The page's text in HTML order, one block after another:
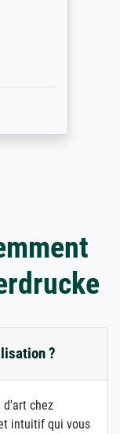
?
d'art chez
intuitif qui vous